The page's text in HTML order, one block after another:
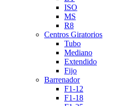
ISO
MS
R8
Centros Giratorios
Tubo
Mediano
Extendido
Fijo
Barrenador
F1-12
F1-18